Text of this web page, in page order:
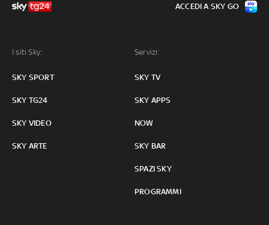
I siti Sky:
SKY SPORT
SKY TG24
SKY VIDEO
SKY ARTE
Servizi:
SKY TV
SKY APPS
NOW
SKY BAR
SPAZI SKY
PROGRAMMI
ACCEDI A SKY GO